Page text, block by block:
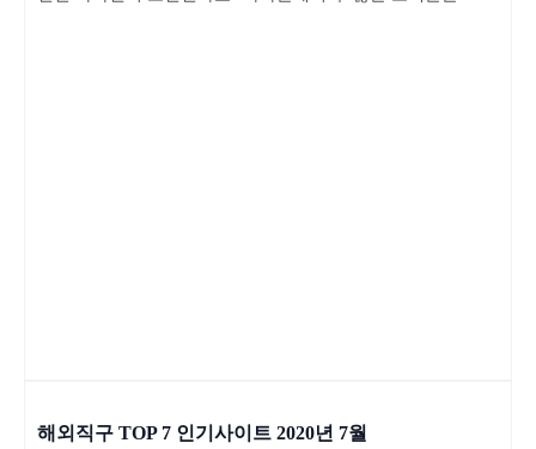
해외직구 TOP 7 인기사이트 2020년 7월